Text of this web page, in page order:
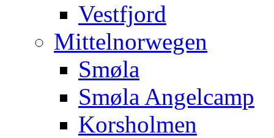
Vestfjord
Mittelnorwegen
Smøla
Smøla Angelcamp
Korsholmen